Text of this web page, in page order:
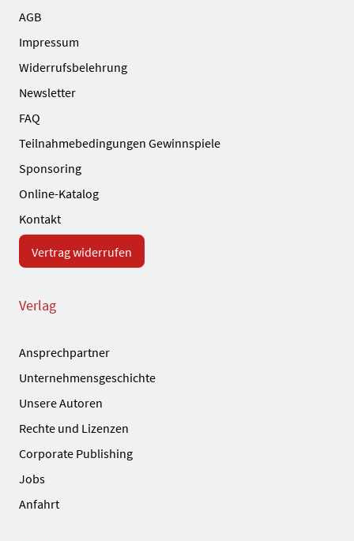
AGB
Impressum
Widerrufsbelehrung
Newsletter
FAQ
Teilnahmebedingungen Gewinnspiele
Sponsoring
Online-Katalog
Kontakt
Vertrag widerrufen
Verlag
Ansprechpartner
Unternehmensgeschichte
Unsere Autoren
Rechte und Lizenzen
Corporate Publishing
Jobs
Anfahrt